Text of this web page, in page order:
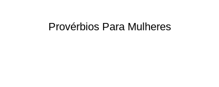
Provérbios Para Mulheres